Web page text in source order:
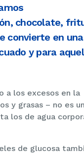
chocolate,
convierte en una
y para
a los excesos en la
y grasas – no es
los de agua
de glucosa